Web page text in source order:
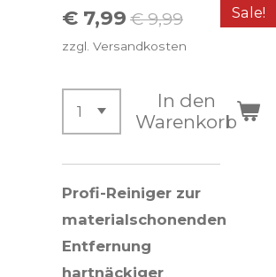
Sale!
€ 7,99 € 9,99
zzgl. Versandkosten
In den
Warenkorb
Profi-Reiniger zur
materialschonenden
Entfernung
hartnäckiger